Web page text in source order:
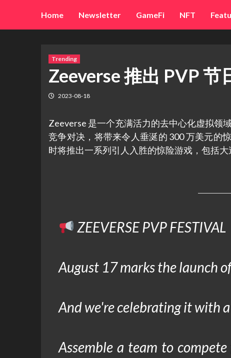
content
Home Newsletter GameFi NFT
Trending
Zeeverse 推出 PVP 节
2023-08-18
Zeeverse 是一个充满活力的去中心化虚拟领
竞争对决，将带来令人垂涎的 300 万美元的
时将推出一系列引人入胜的惊险游戏，包括
ZEEVERSE PVP FESTIVAL
August 17 marks the launch
And we're celebrating it with
Assemble a team to